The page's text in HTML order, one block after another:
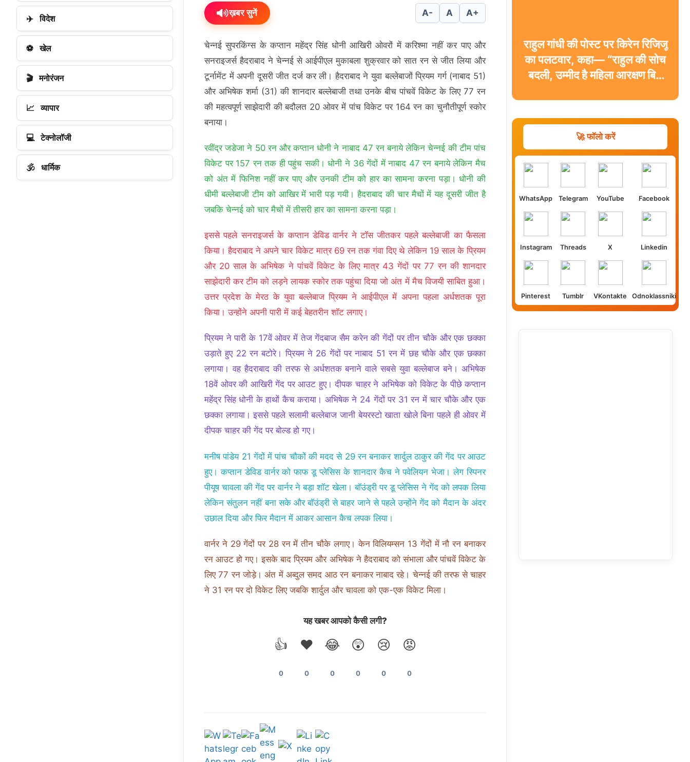
ख़बर सुनें A- A A+
चेन्नई सुपरकिंग्स के कप्तान महेंद्र सिंह धोनी आखिरी ओवरों में करिश्मा नहीं कर पाए और
सनराइजर्स हैदराबाद ने चेन्नई से आईपीएल मुकाबला शुक्रवार को सात रन से जीत लिया और
टूर्नामेंट में अपनी दूसरी जीत दर्ज कर ली। हैदराबाद ने युवा बल्लेबाजों प्रियम गर्ग (नाबाद 51)
और अभिषेक शर्मा (31) की शानदार बल्लेबाजी तथा उनके बीच पांचवें विकेट के लिए 77 रन
की महत्वपूर्ण साझेदारी की बदौलत 20 ओवर में पांच विकेट पर 164 रन का चुनौतीपूर्ण स्कोर
बनाया।
रवींद्र जडेजा ने 50 रन और कप्तान धोनी ने नाबाद 47 रन बनाये लेकिन चेन्नई की टीम पांच
विकेट पर 157 रन तक ही पहुंच सकी। धोनी ने 36 गेंदों में नाबाद 47 रन बनाये लेकिन मैच
को अंत में फिनिश नहीं कर पाए और उनकी टीम को हार का सामना करना पड़ा। धोनी की
धीमी बल्लेबाजी टीम को आखिर में भारी पड़ गयी। हैदराबाद की चार मैचों में यह दूसरी जीत है
जबकि चेन्नई को चार मैचों में तीसरी हार का सामना करना पड़ा।
इससे पहले सनराइजर्स के कप्तान डेविड वार्नर ने टॉस जीतकर पहले बल्लेबाजी का फैसला
किया। हैदराबाद ने अपने चार विकेट मात्र 69 रन तक गंवा दिए थे लेकिन 19 साल के प्रियम
और 20 साल के अभिषेक ने पांचवें विकेट के लिए मात्र 43 गेंदों पर 77 रन की शानदार
साझेदारी कर टीम को लड़ने लायक स्कोर तक पहुंचा दिया जो अंत में मैच विजयी साबित हुआ।
उत्तर प्रदेश के मेरठ के युवा बल्लेबाज प्रियम ने आईपीएल में अपना पहला अर्धशतक पूरा
किया। उन्होंने अपनी पारी में कई बेहतरीन शॉट लगाए।
प्रियम ने पारी के 17वें ओवर में तेज गेंदबाज सैम करेन की गेंदों पर तीन चौके और एक छक्का
उड़ाते हुए 22 रन बटोरे। प्रियम ने 26 गेंदों पर नाबाद 51 रन में छह चौके और एक छक्का
लगाया। वह हैदराबाद की तरफ से अर्धशतक बनाने वाले सबसे युवा बल्लेबाज बने। अभिषेक
18वें ओवर की आखिरी गेंद पर आउट हुए। दीपक चाहर ने अभिषेक को विकेट के पीछे कप्तान
महेंद्र सिंह धोनी के हाथों कैच कराया। अभिषेक ने 24 गेंदों पर 31 रन में चार चौके और एक
छक्का लगाया। इससे पहले सलामी बल्लेबाज जानी बेयरस्टो खाता खोले बिना पहले ही ओवर में
दीपक चाहर की गेंद पर बोल्ड हो गए।
मनीष पांडेय 21 गेंदों में पांच चौकों की मदद से 29 रन बनाकर शार्दुल ठाकुर की गेंद पर आउट
हुए। कप्तान डेविड वार्नर को फाफ डू प्लेसिस के शानदार कैच ने पवेलियन भेजा। लेग स्पिनर
पीयूष चावला की गेंद पर वार्नर ने बड़ा शॉट खेला। बॉउंड्री पर डू प्लेसिस ने गेंद को लपक लिया
लेकिन संतुलन नहीं बना सके और बॉउंड्री से बाहर जाने से पहले उन्होंने गेंद को मैदान के अंदर
उछाल दिया और फिर मैदान में आकर आसान कैच लपक लिया।
वार्नर ने 29 गेंदों पर 28 रन में तीन चौके लगाए। केन विलियम्सन 13 गेंदों में नौ रन बनाकर
रन आउट हो गए। इसके बाद प्रियम और अभिषेक ने हैदराबाद को संभाला और पांचवें विकेट के
लिए 77 रन जोड़े। अंत में अब्दुल समद आठ रन बनाकर नाबाद रहे। चेन्नई की तरफ से चाहर
ने 31 रन पर दो विकेट लिए जबकि शार्दुल और चावला को एक-एक विकेट मिला।
यह खबर आपको कैसी लगी?
👍
0
❤️
0
😂
0
😲
0
😢
0
😡
0
✈️ विदेश
⚽ खेल
🎬 मनोरंजन
📈 व्यापार
💻 टेक्नोलॉजी
🕉️ धार्मिक
राहुल गांधी की पोस्ट पर किरेन रिजिजू
का पलटवार, कहा— “राहुल की सोच
बदली, उम्मीद है महिला आरक्षण बिल
🚀 फॉलो करें
WhatsApp Telegram YouTube Facebook
Instagram Threads X Linkedin
Pinterest Tumblr VKontakte Odnoklassniki